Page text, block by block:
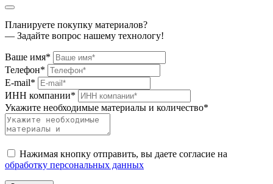
Планируете покупку материалов?
— Задайте вопрос нашему технологу!
Ваше имя*
Телефон*
E-mail*
ИНН компании*
Укажите необходимые материалы и количество*
Нажимая кнопку отправить, вы даете согласие на
обработку персональных данных